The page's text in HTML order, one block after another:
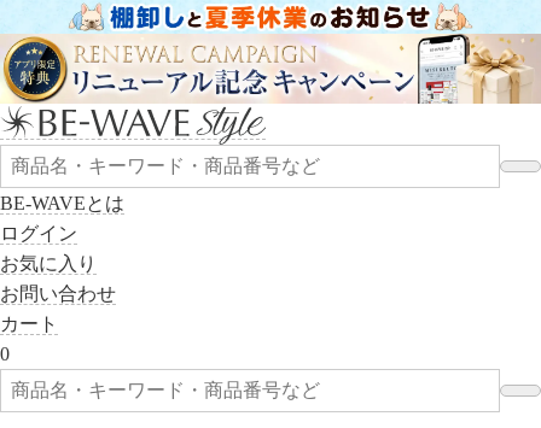
BE-WAVEとは
ログイン
お気に入り
お問い合わせ
カート
0